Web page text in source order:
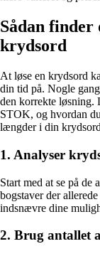
Sådan
krydsord
At løse en krydsord
din tid på. Nogle
den korrekte løsning.
STOK, og hvordan
længder i din
1. Analyser
Start med at se på
bogstaver der
indsnævre dine
2. Brug antallet